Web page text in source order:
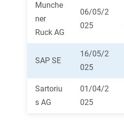
Munche
ner
Ruck AG
06/05/2
025
SAP SE
16/05/2
025
Sartoriu
s AG
01/04/2
025